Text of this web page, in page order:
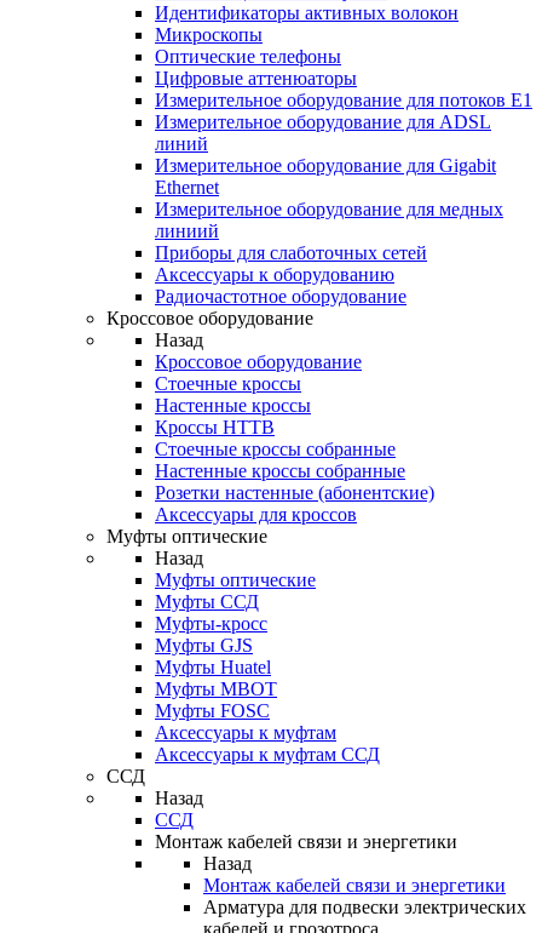
Идентификаторы активных волокон
Микроскопы
Оптические телефоны
Цифровые аттенюаторы
Измерительное оборудование для потоков Е1
Измерительное оборудование для ADSL
линий
Измерительное оборудование для Gigabit
Ethernet
Измерительное оборудование для медных
линиий
Приборы для слаботочных сетей
Аксессуары к оборудованию
Радиочастотное оборудование
Кроссовое оборудование
Назад
Кроссовое оборудование
Стоечные кроссы
Настенные кроссы
Кроссы HTTB
Стоечные кроссы собранные
Настенные кроссы собранные
Розетки настенные (абонентские)
Аксессуары для кроссов
Муфты оптические
Назад
Муфты оптические
Муфты ССД
Муфты-кросс
Муфты GJS
Муфты Huatel
Муфты МВОТ
Муфты FOSC
Аксессуары к муфтам
Аксессуары к муфтам ССД
ССД
Назад
ССД
Монтаж кабелей связи и энергетики
Назад
Монтаж кабелей связи и энергетики
Арматура для подвески электрических
кабелей и грозотроса